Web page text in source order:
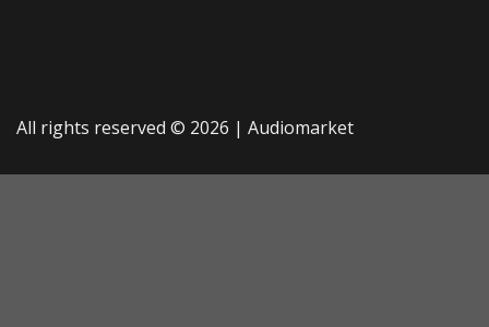
All rights reserved © 2026 | Audiomarket